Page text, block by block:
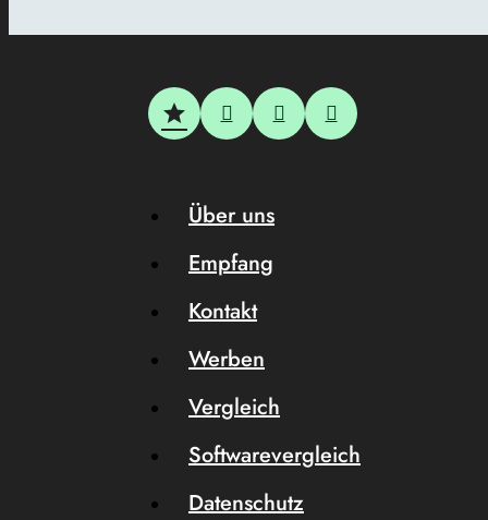
Über uns
Empfang
Kontakt
Werben
Vergleich
Softwarevergleich
Datenschutz